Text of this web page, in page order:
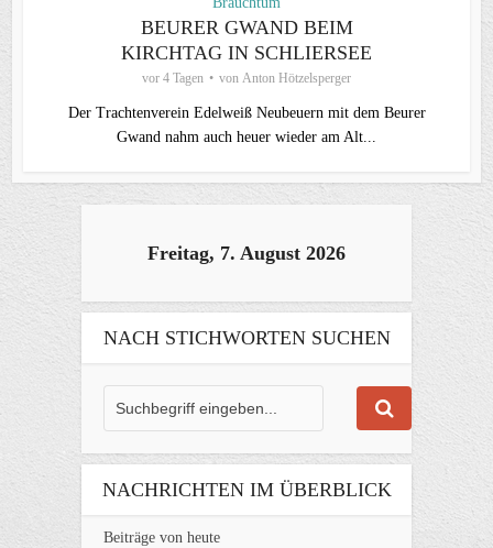
BEURER GWAND BEIM
KIRCHTAG IN SCHLIERSEE
vor 4 Tagen von Anton Hötzelsperger
Der Trachtenverein Edelweiß Neubeuern mit dem Beurer
Gwand nahm auch heuer wieder am Alt...
Freitag, 7. August 2026
NACH STICHWORTEN SUCHEN
NACHRICHTEN IM ÜBERBLICK
Beiträge von heute